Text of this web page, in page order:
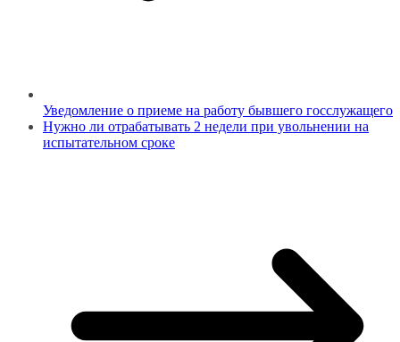
Уведомление о приеме на работу бывшего госслужащего
Нужно ли отрабатывать 2 недели при увольнении на
испытательном сроке